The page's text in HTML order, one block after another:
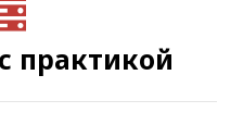
практикой